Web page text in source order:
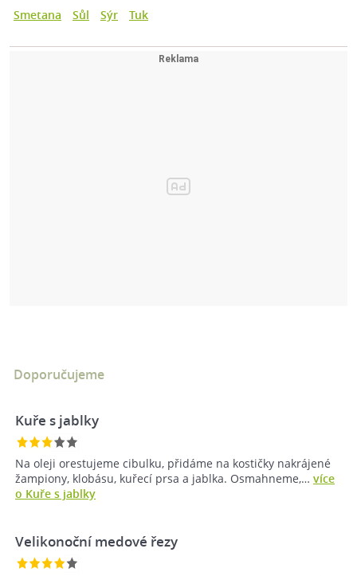
Smetana
Sůl Sýr Tuk
Doporučujeme
Kuře s jablky
Na oleji orestujeme cibulku, přidáme na kostičky nakrájené
žampiony, klobásu, kuřecí prsa a jablka. Osmahneme,… více
o Kuře s jablky
Velikonoční medové řezy